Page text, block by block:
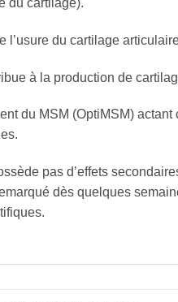
du cartilage).
l’usure du cartilage
à la production de
du MSM (OptiMSM)
pas d’effets
dès quelques